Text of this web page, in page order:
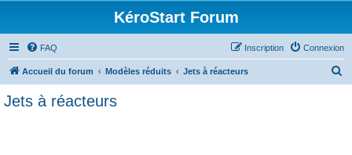
KéroStart Forum
FAQ Connexion
Inscription
Accueil du forum Modèles réduits Jets à réacteurs
Jets à réacteurs